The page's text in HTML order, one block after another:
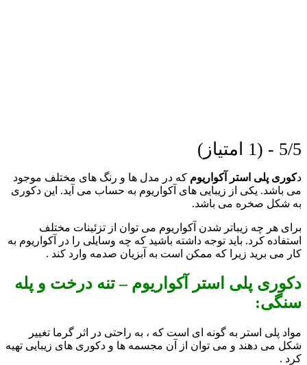
5/5 - (1 امتیاز)
دکوری پلی استر آکواریوم که در مدل ها و رنگ های مختلف موجود
می باشد. یکی از زیبایی های آکواریوم به حساب می آید. این دکوری
به شکل صخره می باشد.
برای هر چه زیباتر شدن آکواریوم می توان از تزئینات مختلف
استفاده کرد. باید توجه داشته باشید که چه وسایلی را در آکواریوم به
کار می برید زیرا که ممکن است به آبزیان صدمه وارد کند .
دکوری پلی استر آکواریوم – تنه درخت و پله
سنگی:
مواد پلی استر به گونه ای است که ، به راحتی در اثر گرما تغییر
شکل می دهند و می توان از آن مجسمه ها و دکوری های زیبایی تهیه
کرد .